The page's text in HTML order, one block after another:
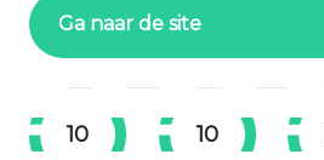
Ga naar de site
10 10